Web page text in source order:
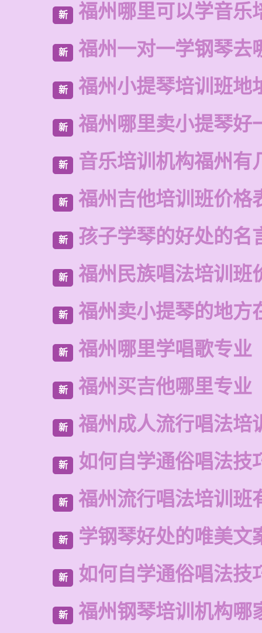
新 福州哪里可以学音乐
新 福州一对一学钢琴去
新 福州小提琴培训班地
新 福州哪里卖小提琴好
新 音乐培训机构福州有
新 福州吉他培训班价格
新 孩子学琴的好处的名
新 福州民族唱法培训班
新 福州卖小提琴的地方
新 福州哪里学唱歌专业
新 福州买吉他哪里专业
新 福州成人流行唱法培
新 如何自学通俗唱法技
新 福州流行唱法培训班
新 学钢琴好处的唯美文
新 如何自学通俗唱法技
新 福州钢琴培训机构哪